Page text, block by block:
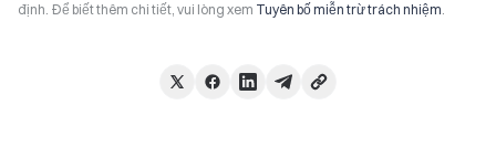
định. Để biết thêm chi tiết, vui lòng xem Tuyên bố miễn trừ trách nhiệm.